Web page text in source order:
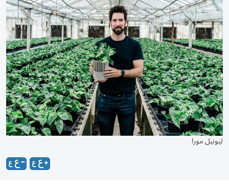
ليونيل مورا